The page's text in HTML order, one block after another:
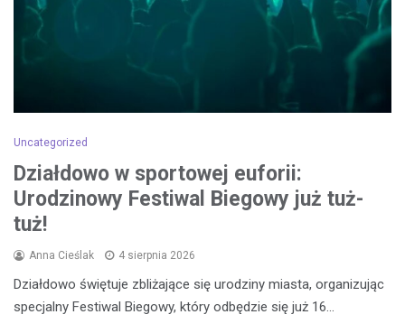
Uncategorized
Działdowo w sportowej euforii:
Urodzinowy Festiwal Biegowy już tuż-
tuż!
Anna Cieślak 4 sierpnia 2026
Działdowo świętuje zbliżające się urodziny miasta, organizując
specjalny Festiwal Biegowy, który odbędzie się już 16…